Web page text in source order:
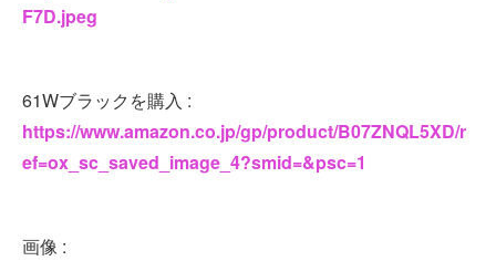
F7D.jpeg
61Wブラックを購入 :
https://www.amazon.co.jp/gp/product/B07ZNQL5XD/r
ef=ox_sc_saved_image_4?smid=&psc=1
画像 :